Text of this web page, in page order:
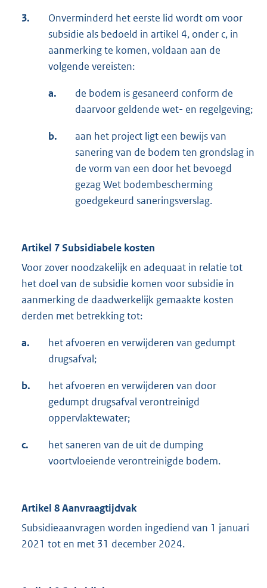
3.
Onverminderd het eerste lid wordt om voor
subsidie als bedoeld in artikel 4, onder c, in
aanmerking te komen, voldaan aan de
volgende vereisten:
a.
de bodem is gesaneerd conform de
daarvoor geldende wet- en regelgeving;
b.
aan het project ligt een bewijs van
sanering van de bodem ten grondslag in
de vorm van een door het bevoegd
gezag Wet bodembescherming
goedgekeurd saneringsverslag.
Artikel 7 Subsidiabele kosten
Voor zover noodzakelijk en adequaat in relatie tot
het doel van de subsidie komen voor subsidie in
aanmerking de daadwerkelijk gemaakte kosten
derden met betrekking tot:
a.
het afvoeren en verwijderen van gedumpt
drugsafval;
b.
het afvoeren en verwijderen van door
gedumpt drugsafval verontreinigd
oppervlaktewater;
c.
het saneren van de uit de dumping
voortvloeiende verontreinigde bodem.
Artikel 8 Aanvraagtijdvak
Subsidieaanvragen worden ingediend van 1 januari
2021 tot en met 31 december 2024.